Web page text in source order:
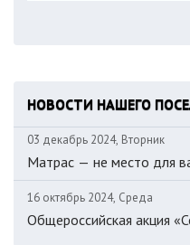
НОВОСТИ НАШЕГО
03 декабрь 2024, Вторник
Матрас — не место для
16 октябрь 2024, Среда
Общероссийская акция